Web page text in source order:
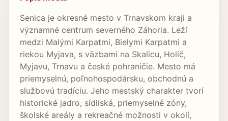
Senica je okresné mesto v Trnavskom kraji a
významné centrum severného Záhoria. Leží
medzi Malými Karpatmi, Bielymi Karpatmi a
riekou Myjava, s väzbami na Skalicu, Holíč,
Myjavu, Trnavu a české pohraničie. Mesto má
priemyselnú, poľnohospodársku, obchodnú a
službovú tradíciu. Jeho mestský charakter tvorí
historické jadro, sídliská, priemyselné zóny,
školské areály a rekreačné možnosti v okolí,